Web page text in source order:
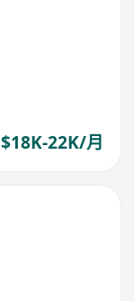
$18K-22K/月